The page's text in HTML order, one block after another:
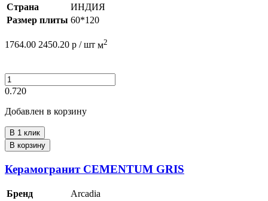
Страна
ИНДИЯ
Размер плиты 60*120
1764.00 2450.20 р / шт м2
0.720
Добавлен в корзину
В 1 клик
В корзину
Керамогранит CEMENTUM GRIS
Бренд
Arcadia